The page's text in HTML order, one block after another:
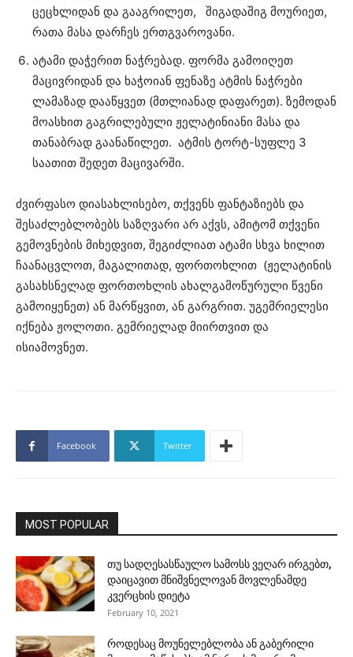
ცეცხლიდან და გააგრილეთ, შიგადაშიგ მოურიეთ,
რათა მასა დარჩეს ერთგვაროვანი.
ატამი დაჭერით ნაჭრებად. ფორმა გამოიღეთ
მაცივრიდან და ხაჭოიან ფენაზე ატმის ნაჭრები
ლამაზად დააწყვეთ (მთლიანად დაფარეთ). ზემოდან
მოასხით გაგრილებული ჟელატინიანი მასა და
თანაბრად გაანაწილეთ. ატმის ტორტ-სუფლე 3
საათით შედეთ მაცივარში.
ძვირფასო დიასახლისებო, თქვენს ფანტაზიებს და
შესაძლებლობებს საზღვარი არ აქვს, ამიტომ თქვენი
გემოვნების მიხედვით, შეგიძლიათ ატამი სხვა ხილით
ჩაანაცვლოთ, მაგალითად, ფორთოხლით (ჟელატინის
გასახსნელად ფორთოხლის ახალგამოწურული წვენი
გამოიყენეთ) ან მარწყვით, ან გარგრით. უგემრიელესი
იქნება ჟოლოთი. გემრიელად მიირთვით და
ისიამოვნეთ.
Facebook Twitter
MOST POPULAR
თუ სადღესასწაულო სამოსს ვეღარ ირგებთ,
დაიცავით მნიშვნელოვან მოვლენამდე
კვერცხის დიეტა
February 10, 2021
როდესაც მოუნელებლობა ან გაბერილი